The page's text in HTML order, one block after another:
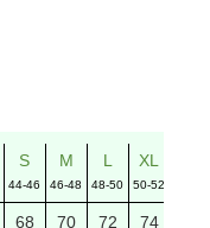
S
44-46
M
46-48
L
48-50
XL
50-52
68 70 72 74